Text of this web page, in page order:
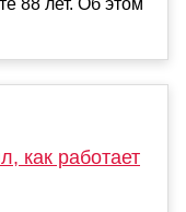
как работает